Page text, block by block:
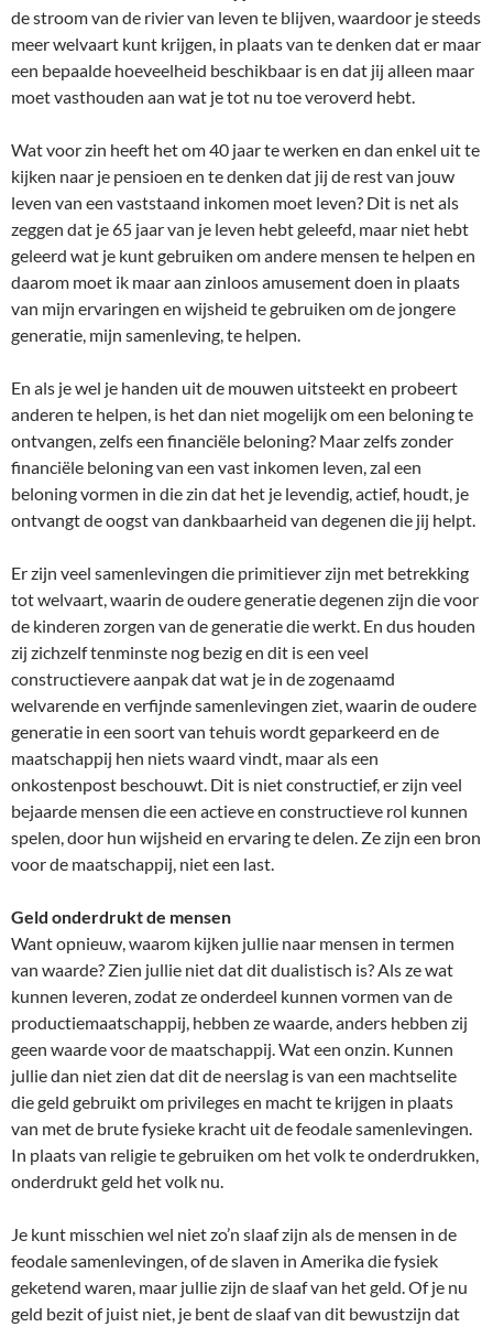
de stroom van de rivier van leven te blijven, waardoor je steeds
meer welvaart kunt krijgen, in plaats van te denken dat er maar
een bepaalde hoeveelheid beschikbaar is en dat jij alleen maar
moet vasthouden aan wat je tot nu toe veroverd hebt.
Wat voor zin heeft het om 40 jaar te werken en dan enkel uit te
kijken naar je pensioen en te denken dat jij de rest van jouw
leven van een vaststaand inkomen moet leven? Dit is net als
zeggen dat je 65 jaar van je leven hebt geleefd, maar niet hebt
geleerd wat je kunt gebruiken om andere mensen te helpen en
daarom moet ik maar aan zinloos amusement doen in plaats
van mijn ervaringen en wijsheid te gebruiken om de jongere
generatie, mijn samenleving, te helpen.
En als je wel je handen uit de mouwen uitsteekt en probeert
anderen te helpen, is het dan niet mogelijk om een beloning te
ontvangen, zelfs een financiële beloning? Maar zelfs zonder
financiële beloning van een vast inkomen leven, zal een
beloning vormen in die zin dat het je levendig, actief, houdt, je
ontvangt de oogst van dankbaarheid van degenen die jij helpt.
Er zijn veel samenlevingen die primitiever zijn met betrekking
tot welvaart, waarin de oudere generatie degenen zijn die voor
de kinderen zorgen van de generatie die werkt. En dus houden
zij zichzelf tenminste nog bezig en dit is een veel
constructievere aanpak dat wat je in de zogenaamd
welvarende en verfijnde samenlevingen ziet, waarin de oudere
generatie in een soort van tehuis wordt geparkeerd en de
maatschappij hen niets waard vindt, maar als een
onkostenpost beschouwt. Dit is niet constructief, er zijn veel
bejaarde mensen die een actieve en constructieve rol kunnen
spelen, door hun wijsheid en ervaring te delen. Ze zijn een bron
voor de maatschappij, niet een last.
Geld onderdrukt de mensen
Want opnieuw, waarom kijken jullie naar mensen in termen
van waarde? Zien jullie niet dat dit dualistisch is? Als ze wat
kunnen leveren, zodat ze onderdeel kunnen vormen van de
productiemaatschappij, hebben ze waarde, anders hebben zij
geen waarde voor de maatschappij. Wat een onzin. Kunnen
jullie dan niet zien dat dit de neerslag is van een machtselite
die geld gebruikt om privileges en macht te krijgen in plaats
van met de brute fysieke kracht uit de feodale samenlevingen.
In plaats van religie te gebruiken om het volk te onderdrukken,
onderdrukt geld het volk nu.
Je kunt misschien wel niet zo’n slaaf zijn als de mensen in de
feodale samenlevingen, of de slaven in Amerika die fysiek
geketend waren, maar jullie zijn de slaaf van het geld. Of je nu
geld bezit of juist niet, je bent de slaaf van dit bewustzijn dat